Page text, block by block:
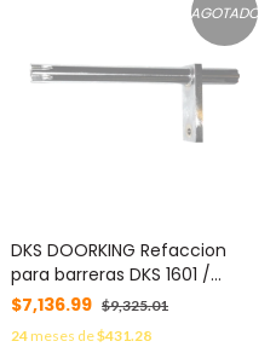
AGOTADO
DKS DOORKING Refaccion
para barreras DKS 1601 /
Shaft Assembly 1601
Splined() 1601-222
$7,136.99 $9,325.01
24meses de$431.28